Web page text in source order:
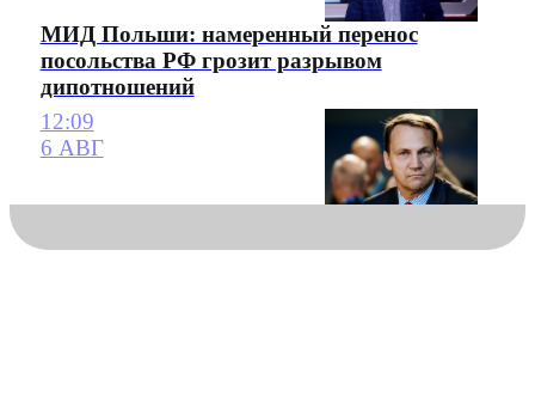
МИД Польши: намеренный перенос
посольства РФ грозит разрывом
дипотношений
12:09
6 АВГ